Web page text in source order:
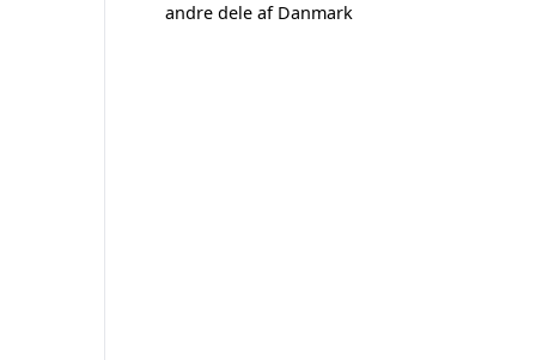
andre dele af Danmark